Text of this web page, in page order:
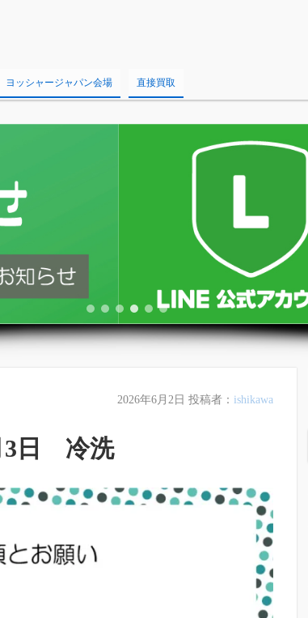
ヨッシャージャパン会場 直接買取
2026年6月2日 投稿者： ishikawa
3日 冷洗